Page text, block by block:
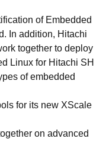
of Embedded
In addition, Hitachi
together to deploy
Linux for Hitachi SH
of embedded
for its new XScale
on advanced